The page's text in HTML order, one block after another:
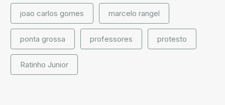
joao carlos gomes marcelo rangel
ponta grossa professores protesto
Ratinho Junior